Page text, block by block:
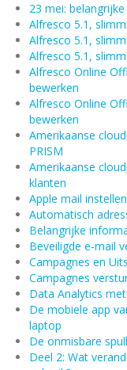
23 mei:
Alfresco 5.1,
Alfresco 5.1,
Alfresco 5.1,
Alfresco Online
bewerken
Alfresco Online
bewerken
Amerikaanse
PRISM
Amerikaanse
klanten
Apple mail
Automatisch
Belangrijke
Beveiligde e-mail
Campagnes en
Campagnes
Data Analytics
De mobiele app
laptop
De onmisbare
Deel 2: Wat